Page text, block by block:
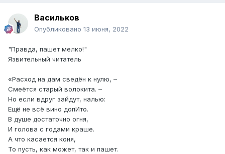
Васильков
Опубликовано 13 июня, 2022
"Правда, пашет мелко!"
Язвительный читатель
«Расход на дам сведён к нулю, –
Смеётся старый волокита. –
Но если вдруг зайдут, налью:
Ещё не всё вино допИто.
В душе достаточно огня,
И голова с годами краше.
А что касается коня,
То пусть, как может, так и пашет.